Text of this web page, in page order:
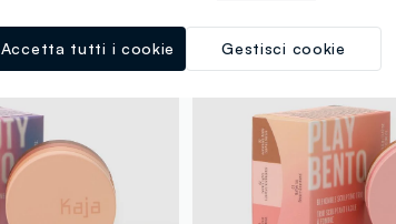
Gestisci cookie
Accetta tutti i cookie